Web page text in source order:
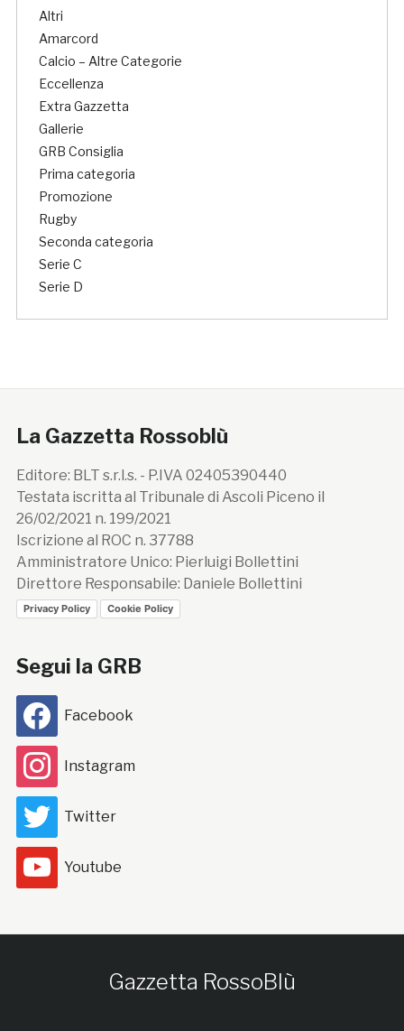
Altri
Amarcord
Calcio – Altre Categorie
Eccellenza
Extra Gazzetta
Gallerie
GRB Consiglia
Prima categoria
Promozione
Rugby
Seconda categoria
Serie C
Serie D
La Gazzetta Rossoblù
Editore: BLT s.r.l.s. - P.IVA 02405390440
Testata iscritta al Tribunale di Ascoli Piceno il
26/02/2021 n. 199/2021
Iscrizione al ROC n. 37788
Amministratore Unico: Pierluigi Bollettini
Direttore Responsabile: Daniele Bollettini
Privacy Policy Cookie Policy
Segui la GRB
Facebook
Instagram
Twitter
Youtube
Gazzetta RossoBlù